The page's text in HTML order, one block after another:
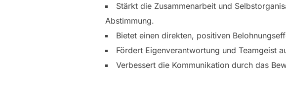
Stärkt die Zusammenarbeit und
Abstimmung.
Bietet einen direkten, positiven
Fördert Eigenverantwortung und Teamgeist
Verbessert die Kommunikation durch das